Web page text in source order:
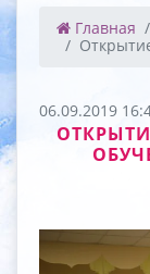
Главная
06.09.2019